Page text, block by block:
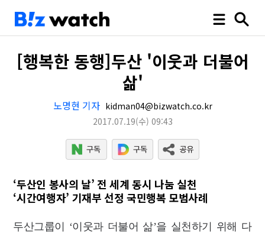
[행복한 동행]두산 '이웃과 더불어
삶'
노명현 기자 kidman04@bizwatch.co.kr
2017.07.19(수) 09:43
‘두산인 봉사의 날’ 전 세계 동시 나눔 실천
‘시간여행자’ 기재부 선정 국민행복 모범사례
두산그룹이 ‘이웃과 더불어 삶’을 실천하기 위해 다